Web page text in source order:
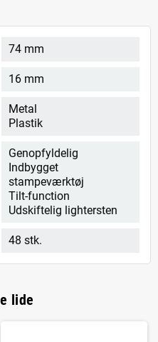
74 mm
16 mm
Metal
Plastik
Genopfyldelig
Indbygget
stampeværktøj
Tilt-function
Udskiftelig lightersten
48 stk.
lide